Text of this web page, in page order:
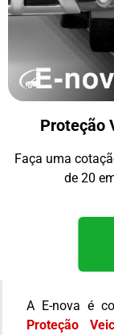
Proteção
Faça uma
de 20
A E-nova é
Proteção